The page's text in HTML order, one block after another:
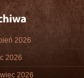
2026
2026
2026